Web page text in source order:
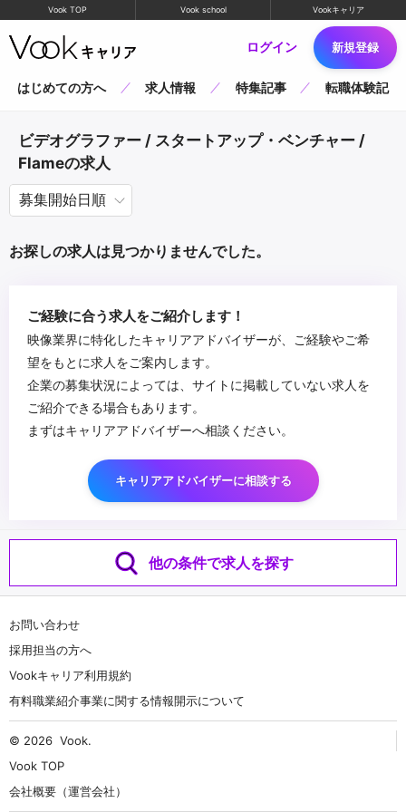
Vook TOP Vook school Vookキャリア
ログイン 新規登録
はじめての方へ 求人情報 特集記事 転職体験記
ビデオグラファー / スタートアップ・ベンチャー /
Flameの求人
お探しの求人は見つかりませんでした。
ご経験に合う求人をご紹介します！
映像業界に特化したキャリアアドバイザーが、ご経験やご希
望をもとに求人をご案内します。
企業の募集状況によっては、サイトに掲載していない求人を
ご紹介できる場合もあります。
まずはキャリアアドバイザーへ相談ください。
キャリアアドバイザーに相談する
他の条件で求人を探す
お問い合わせ
採用担当の方へ
Vookキャリア利用規約
有料職業紹介事業に関する情報開示について
© 2026 Vook.
Vook TOP
会社概要（運営会社）